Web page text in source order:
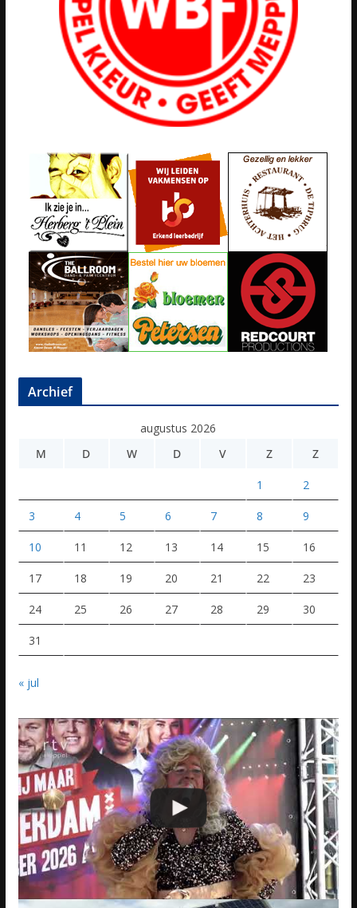
Archief
augustus 2026
M
D W D V Z Z
1 2
3 4 5 6 7 8 9
10 11 12 13 14 15 16
17 18 19 20 21 22 23
24 25 26 27 28 29 30
31
« jul